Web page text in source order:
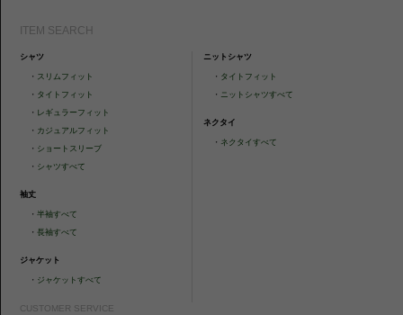
ITEM SEARCH
シャツ
・ スリムフィット
・ タイトフィット
・ レギュラーフィット
・ カジュアルフィット
・ ショートスリーブ
・ シャツすべて
袖丈
・半袖すべて
・長袖すべて
ジャケット
・ ジャケットすべて
ニットシャツ
・ タイトフィット
・ ニットシャツすべて
ネクタイ
・ ネクタイすべて
CUSTOMER SERVICE